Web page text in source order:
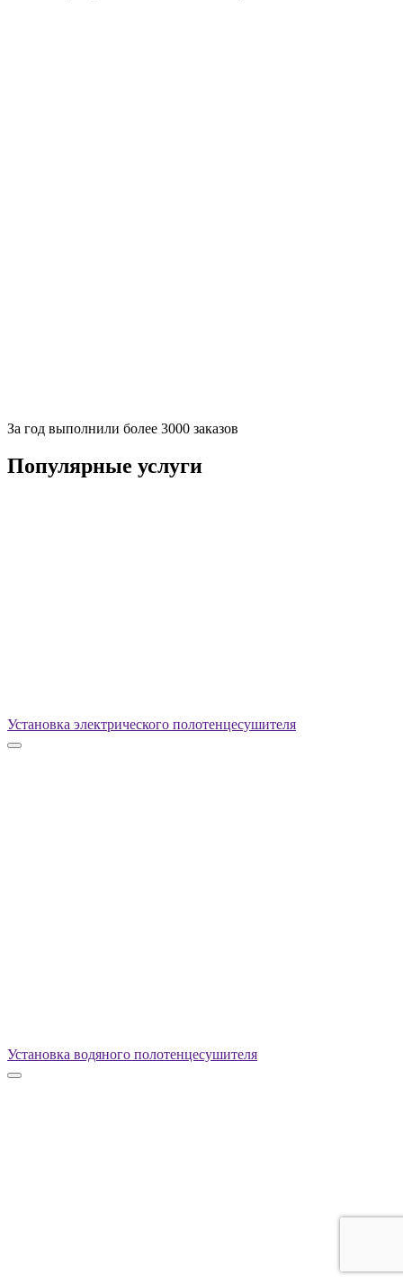
За год выполнили более 3000 заказов
Популярные услуги
Установка электрического полотенцесушителя
Установка водяного полотенцесушителя